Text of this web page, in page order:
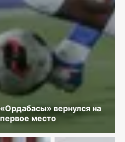
«Ордабасы» вернулся на
первое место